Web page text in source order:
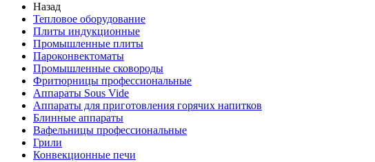
Назад
Тепловое оборудование
Плиты индукционные
Промышленные плиты
Пароконвектоматы
Промышленные сковороды
Фритюрницы профессиональные
Аппараты Sous Vide
Аппараты для приготовления горячих напитков
Блинные аппараты
Вафельницы профессиональные
Грили
Конвекционные печи